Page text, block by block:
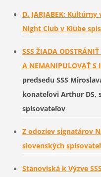
D. JARJABEK:
Night Club v Klube
SSS ŽIADA
A NEMANIPULOVAŤ S
predsedu SSS
konateľovi Arthur DS,
spisovateľov
Z odoziev signatárov
slovenských
Stanoviská k Výzve